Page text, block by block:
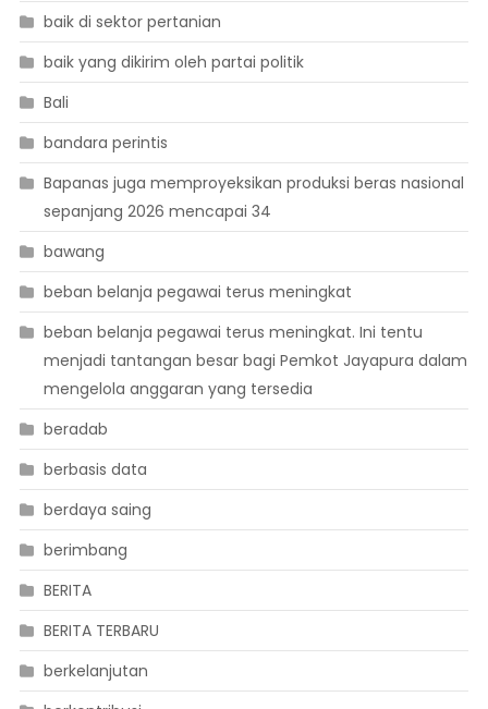
baik di sektor pertanian
baik yang dikirim oleh partai politik
Bali
bandara perintis
Bapanas juga memproyeksikan produksi beras nasional
sepanjang 2026 mencapai 34
bawang
beban belanja pegawai terus meningkat
beban belanja pegawai terus meningkat. Ini tentu
menjadi tantangan besar bagi Pemkot Jayapura dalam
mengelola anggaran yang tersedia
beradab
berbasis data
berdaya saing
berimbang
BERITA
BERITA TERBARU
berkelanjutan